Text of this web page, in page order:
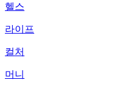
헬스
라이프
컬처
머니